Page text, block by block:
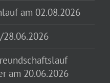
am 02.08.2026
am 20.06.2026